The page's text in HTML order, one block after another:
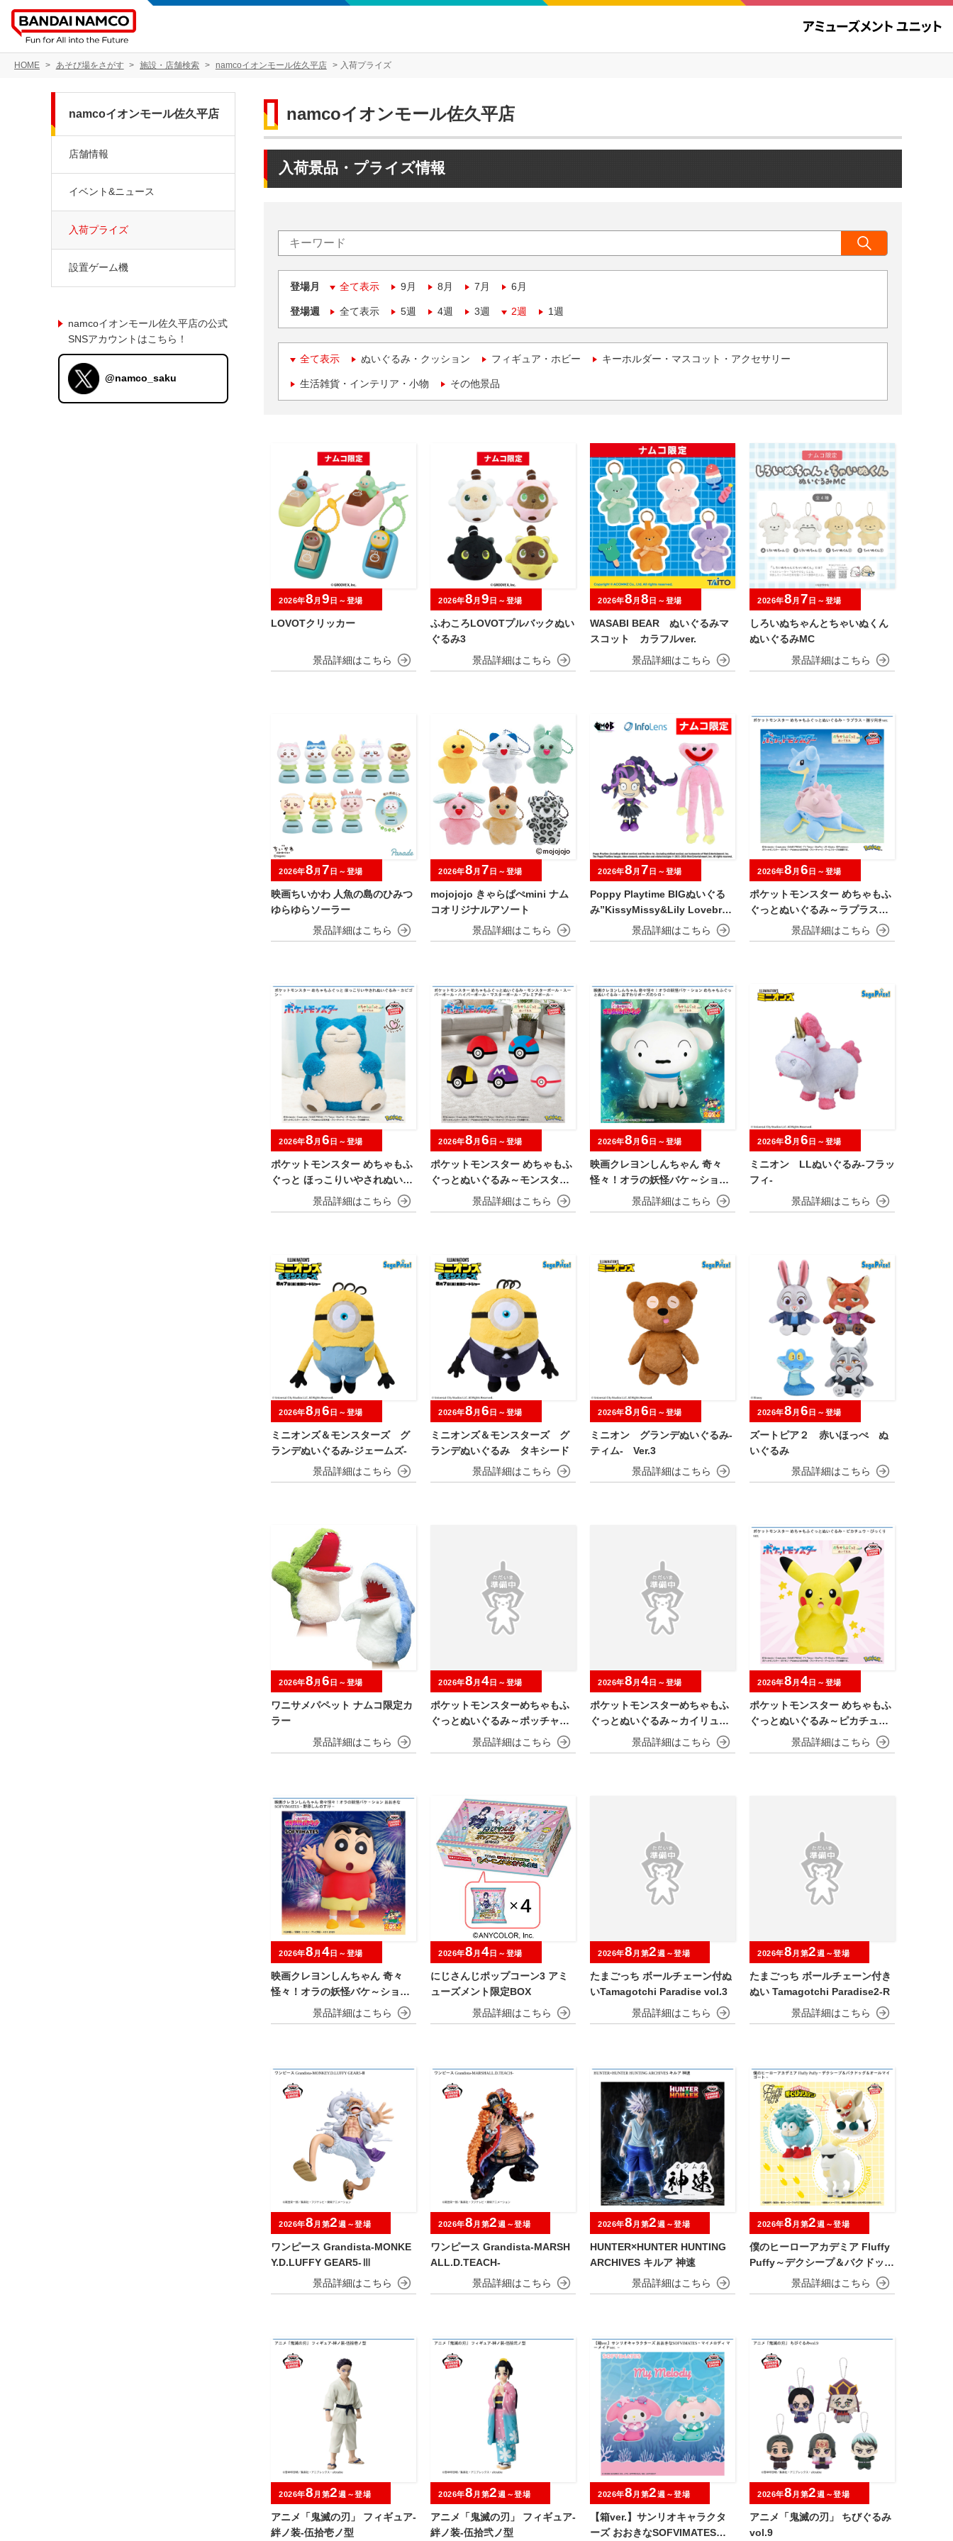
HOME あそび場をさがす 施設・店舗検索 namcoイオンモール佐久平店 入荷プライズ
namcoイオンモール佐久平店
入荷景品・プライズ情報
登場月 全て表示 9月 8月 7月 6月
登場週 全て表示 5週 4週 3週 2週 1週
全て表示 ぬいぐるみ・クッション フィギュア・ホビー キーホルダー・マスコット・アクセサリー
生活雑貨・インテリア・小物 その他景品
LOVOTクリッカー
2026年8 月 9 日～登場
ふわころLOVOTプルバックぬい
ぐるみ3
2026年8 月 9 日～登場
WASABI BEAR ぬいぐるみマ
スコット カラフルver.
2026年8 月 8 日～登場
しろいぬちゃんとちゃいぬくん
ぬいぐるみMC
2026年8 月 7 日～登場
映画ちいかわ 人魚の島のひみつ
ゆらゆらソーラー
2026年8 月 7 日～登場
mojojojo きゃらぱぺmini ナム
コオリジナルアソート
2026年8 月 7 日～登場
Poppy Playtime BIGぬいぐる
み”KissyMissy&Lily Lovebrai
2026年8 月 7 日～登場
ポケットモンスター めちゃもふ
ぐっとぬいぐるみ～ラプラス～
振り向きver.
2026年8 月 6 日～登場
ポケットモンスター めちゃもふ
ぐっと ほっこりいやされぬいぐ
るみ～カビゴン～
2026年8 月 6 日～登場
ポケットモンスター めちゃもふ
ぐっとぬいぐるみ～モンスター
ボール・スーパーボール・ハイ
パーボール・マスターボール・
2026年8 月 6 日～登場
映画クレヨンしんちゃん 奇々
怪々！オラの妖怪バケ～ション
めちゃもふぐっとぬいぐるみ～
おすわりポーズのシロ～
2026年8 月 6 日～登場
ミニオン LLぬいぐるみ‐フラッ
フィ‐
2026年8 月 6 日～登場
ミニオンズ＆モンスターズ グ
ランデぬいぐるみ‐ジェームズ‐
2026年8 月 6 日～登場
ミニオンズ＆モンスターズ グ
ランデぬいぐるみ タキシード
2026年8 月 6 日～登場
ミニオン グランデぬいぐるみ‐
ティム‐ Ver.3
2026年8 月 6 日～登場
ズートピア２ 赤いほっぺ ぬ
いぐるみ
2026年8 月 6 日～登場
ワニサメパペット ナムコ限定カ
ラー
2026年8 月 6 日～登場
ポケットモンスターめちゃもふ
ぐっとぬいぐるみ～ポッチャマ
2026年8 月 4 日～登場
ポケットモンスターめちゃもふ
ぐっとぬいぐるみ～カイリュー
2026年8 月 4 日～登場
ポケットモンスター めちゃもふ
ぐっとぬいぐるみ～ピカチュウ
～びっくりver.
2026年8 月 4 日～登場
映画クレヨンしんちゃん 奇々
怪々！オラの妖怪バケ～ション
おおきなSOFVIMATES～野原し
んのすけ～
2026年8 月 4日～登場
にじさんじポップコーン3 アミ
ューズメント限定BOX
2026年8 月 4日～登場
たまごっち ボールチェーン付ぬ
いTamagotchi Paradise vol.3
2026年8 月第2週～登場
たまごっち ボールチェーン付き
ぬい Tamagotchi Paradise2-R
2026年8 月第2週～登場
ワンピース Grandista-MONKE
Y.D.LUFFY GEAR5-Ⅲ
2026年8 月第2週～登場
ワンピース Grandista-MARSH
ALL.D.TEACH-
2026年8 月第2週～登場
HUNTER×HUNTER HUNTING
ARCHIVES キルア 神速
2026年8 月第2週～登場
僕のヒーローアカデミア Fluffy
Puffy～デクシープ＆バクドッグ
＆オールマイゴート～
2026年8 月第2週～登場
アニメ「鬼滅の刃」 フィギュア-
絆ノ装-伍拾壱ノ型
2026年8 月第2週～登場
アニメ「鬼滅の刃」 フィギュア-
絆ノ装-伍拾弐ノ型
2026年8 月第2週～登場
【箱ver.】サンリオキャラクタ
ーズ おおきなSOFVIMATES～
2026年8 月第2週～登場
アニメ「鬼滅の刃」 ちびぐるみ
vol.9
2026年8 月第2週～登場
namcoイオンモール佐久平店
店舗情報
イベント&ニュース
入荷プライズ
設置ゲーム機
namcoイオンモール佐久平店の公式
SNSアカウントはこちら！
@namco_saku